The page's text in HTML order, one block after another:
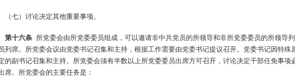
（七）讨论决定其他重要事项。
第十六条 所党委会由所党委委员组成，可以邀请非中共党员的所领导和非所党委委员的所领导
列席。所党委会议由党委书记召集和主持，根据工作需要由党委书记提议召开。党委书记因特殊
的副书记召集和主持。所党委会须有半数以上所党委委员出席方可召开，讨论决定干部任免事项
席。所党委会的主要任务是：